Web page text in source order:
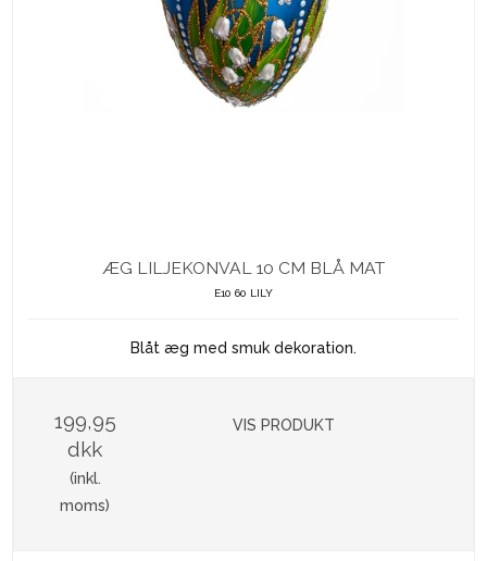
ÆG LILJEKONVAL 10 CM BLÅ MAT
E10 60 LILY
Blåt æg med smuk dekoration.
199,95
dkk
(inkl.
moms)
VIS PRODUKT